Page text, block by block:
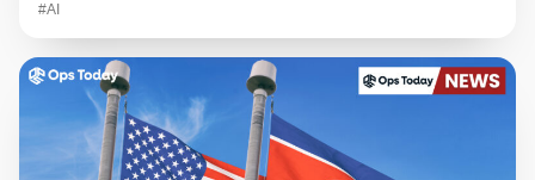
#AI